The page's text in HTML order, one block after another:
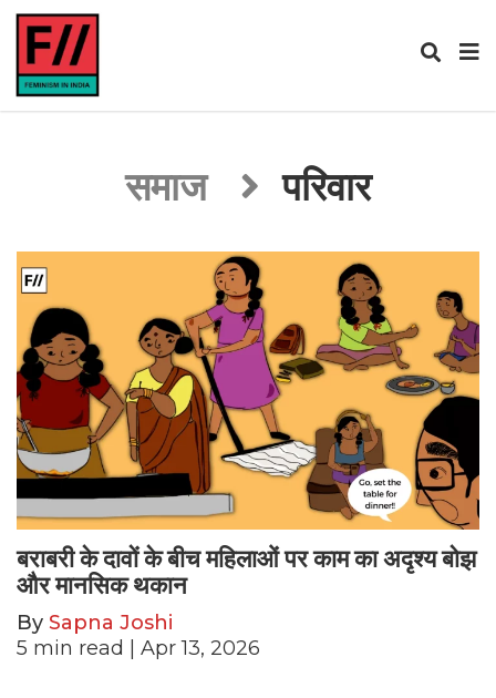
समाज परिवार
बराबरी के दावों के बीच महिलाओं पर काम का अदृश्य बोझ
और मानसिक थकान
By Sapna Joshi
5 min read | Apr 13, 2026